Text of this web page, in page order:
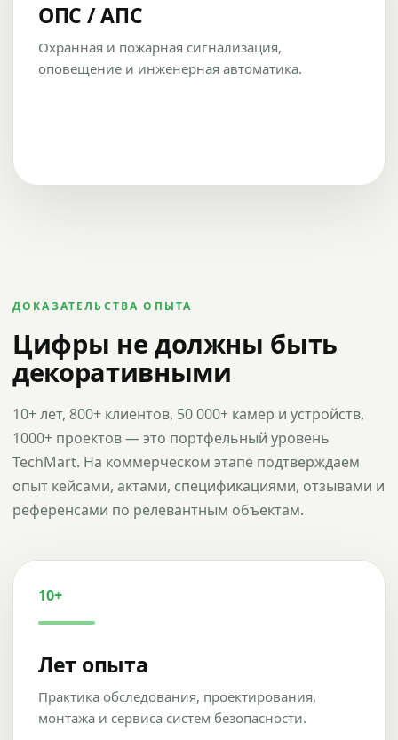
ОПС / АПС
Охранная и пожарная сигнализация,
оповещение и инженерная автоматика.
ДОКАЗАТЕЛЬСТВА ОПЫТА
Цифры не должны быть
декоративными
10+ лет, 800+ клиентов, 50 000+ камер и устройств,
1000+ проектов — это портфельный уровень
TechMart. На коммерческом этапе подтверждаем
опыт кейсами, актами, спецификациями, отзывами и
референсами по релевантным объектам.
10+
Лет опыта
Практика обследования, проектирования,
монтажа и сервиса систем безопасности.